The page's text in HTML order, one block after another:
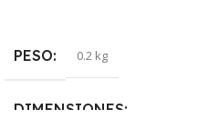
PESO 0.2 kg
DIMENSIONES